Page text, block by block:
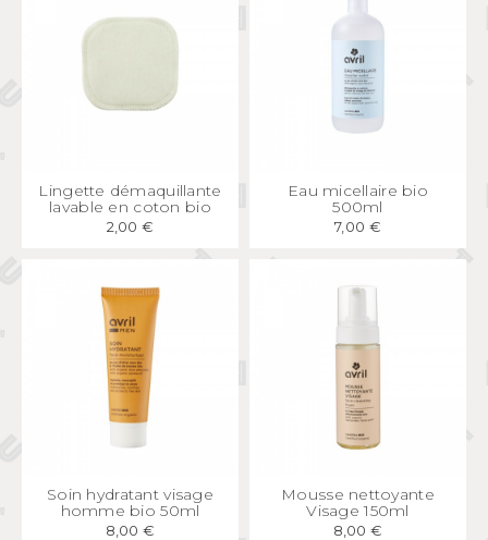
APERÇU RAPIDE
Lingette démaquillante
lavable en coton bio
2,00 €
APERÇU RAPIDE
Eau micellaire bio
500ml
7,00 €
APERÇU RAPIDE
Soin hydratant visage
homme bio 50ml
8,00 €
APERÇU RAPIDE
Mousse nettoyante
Visage 150ml
8,00 €